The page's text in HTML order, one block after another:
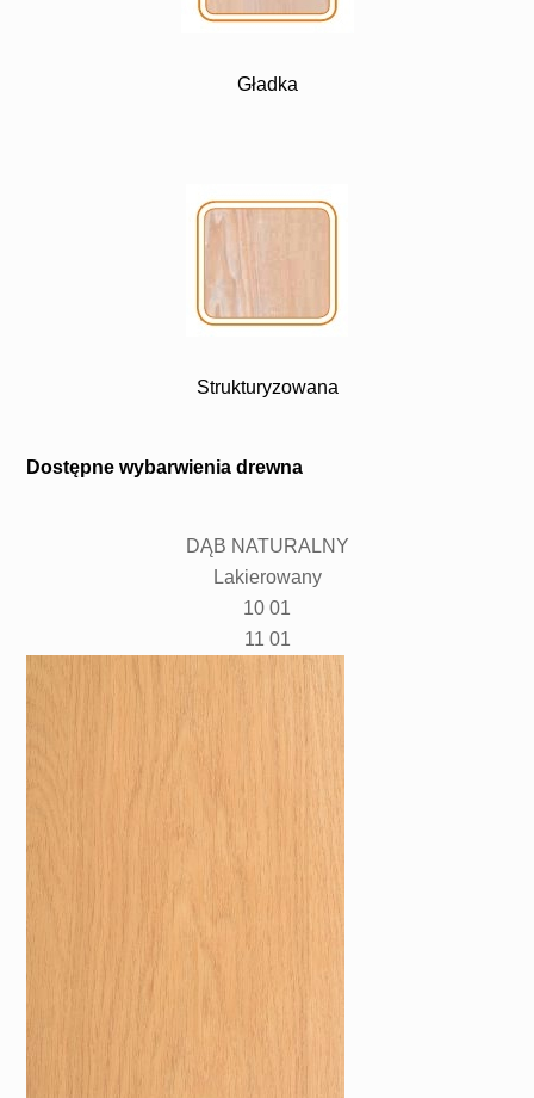
Gładka
Strukturyzowana
Dostępne wybarwienia drewna
DĄB NATURALNY
Lakierowany
10 01
11 01